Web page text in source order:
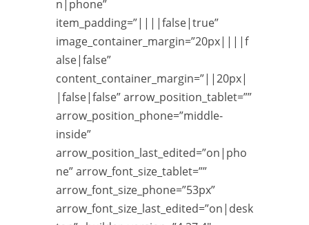
n|phone”
item_padding=”||||false|true”
image_container_margin=”20px||||f
alse|false”
content_container_margin=”||20px|
|false|false” arrow_position_tablet=””
arrow_position_phone=”middle-
inside”
arrow_position_last_edited=”on|pho
ne” arrow_font_size_tablet=””
arrow_font_size_phone=”53px”
arrow_font_size_last_edited=”on|desk